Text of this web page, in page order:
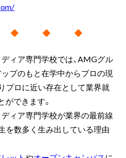
◆ ◆ ◆
ィア専門学校では、AMGグル
プのもと在学中からプロの現
プロに近い存在として業界就
ができます。
ィア専門学校が業界の最前線
を数多く生み出している理由